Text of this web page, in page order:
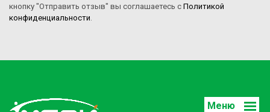
кнопку "Отправить отзыв" вы соглашаетесь с Политикой
конфиденциальности.
Меню